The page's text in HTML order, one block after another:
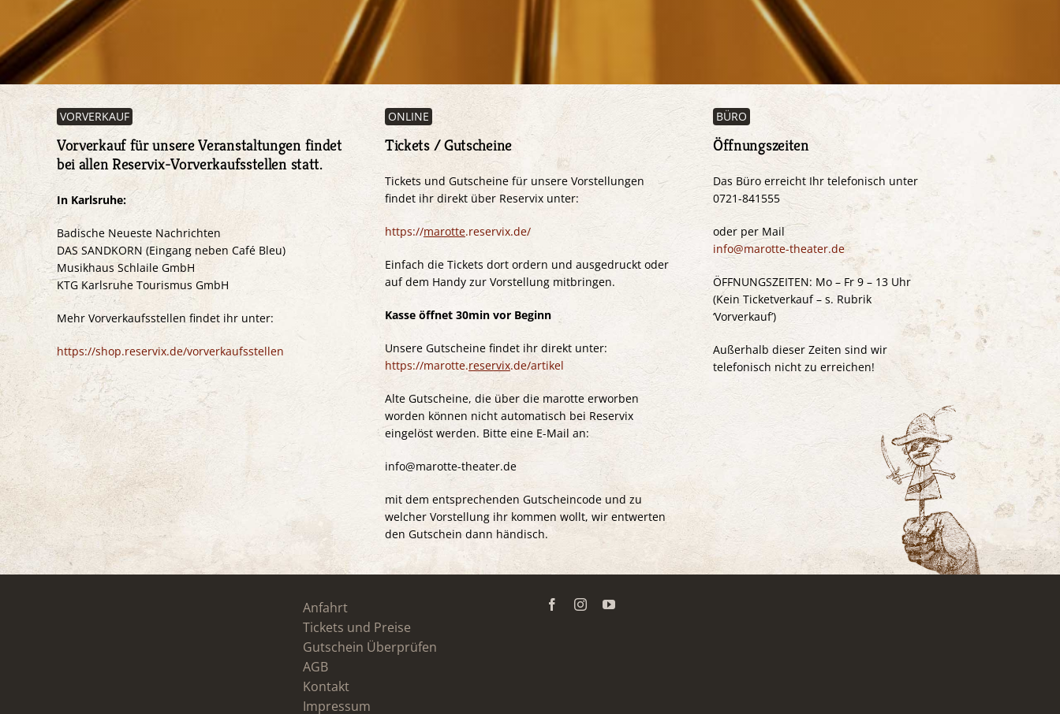
VORVERKAUF
Vorverkauf für unsere Veranstaltungen findet
bei allen Reservix-Vorverkaufsstellen statt.
In Karlsruhe:
Badische Neueste Nachrichten
DAS SANDKORN (Eingang neben Café Bleu)
Musikhaus Schlaile GmbH
KTG Karlsruhe Tourismus GmbH
Mehr Vorverkaufsstellen findet ihr unter:
https://shop.reservix.de/vorverkaufsstellen
ONLINE
Tickets / Gutscheine
Tickets und Gutscheine für unsere Vorstellungen
findet ihr direkt über Reservix unter:
https://marotte.reservix.de/
Einfach die Tickets dort ordern und ausgedruckt oder
auf dem Handy zur Vorstellung mitbringen.
Kasse öffnet 30min vor Beginn
Unsere Gutscheine findet ihr direkt unter:
https://marotte.reservix.de/artikel
Alte Gutscheine, die über die marotte erworben
worden können nicht automatisch bei Reservix
eingelöst werden. Bitte eine E-Mail an:
info@marotte-theater.de
mit dem entsprechenden Gutscheincode und zu
welcher Vorstellung ihr kommen wollt, wir entwerten
den Gutschein dann händisch.
BÜRO
Öffnungszeiten
Das Büro erreicht Ihr telefonisch unter
0721-841555
oder per Mail
info@marotte-theater.de
ÖFFNUNGSZEITEN: Mo – Fr 9 – 13 Uhr
(Kein Ticketverkauf – s. Rubrik
‘Vorverkauf’)
Außerhalb dieser Zeiten sind wir
telefonisch nicht zu erreichen!
Anfahrt
Tickets und Preise
Gutschein Überprüfen
AGB
Kontakt
Impressum